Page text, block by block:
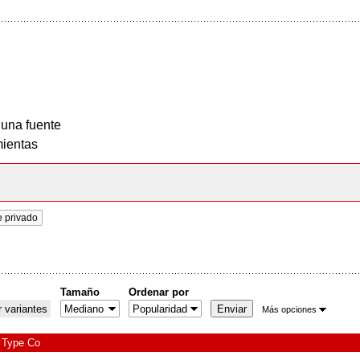
fuente
privado
variantes
Tamaño Ordenar por
Más opciones
Co